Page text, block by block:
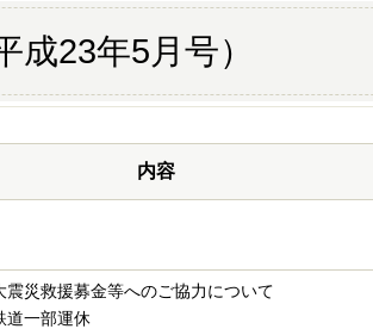
23年5月号）
内容
震災救援募金等へのご協力について
道一部運休